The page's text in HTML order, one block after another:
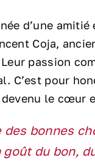
d’une
Coja,
passion
C’est pour
le cœur
des bonnes
du bon,